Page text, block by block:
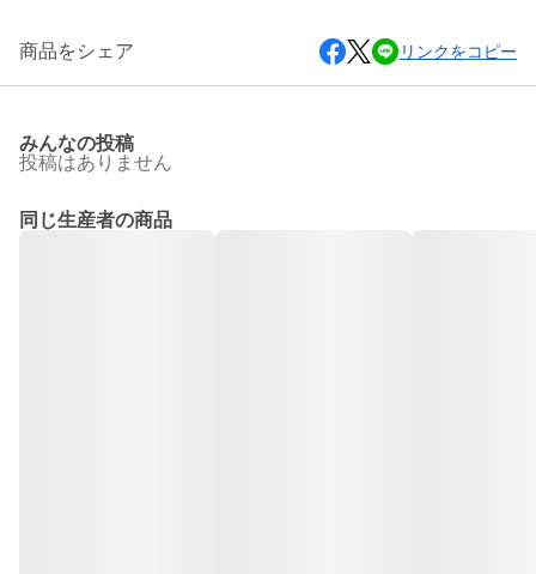
商品をシェア リンクをコピー
みんなの投稿
投稿はありません
同じ生産者の商品